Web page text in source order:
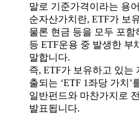
말로 기준가격이라는 용
순자산가치란, ETF가 보
물론 현금 등을 모두 포
등 ETF운용 중 발생한 부
말합니다.
즉, ETF가 보유하고 있는
출되는 ‘ETF 1좌당 가치
일반펀드와 마찬가지로
발표됩니다.